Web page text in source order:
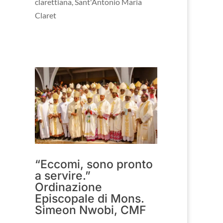
Claret
“Eccomi, sono pronto
a servire.”
Ordinazione
Episcopale di Mons.
Simeon Nwobi, CMF